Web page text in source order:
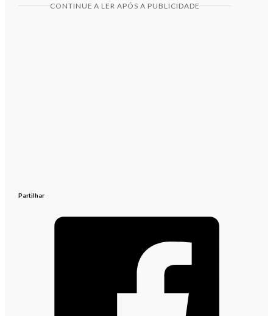
CONTINUE A LER APÓS A PUBLICIDADE
Partilhar